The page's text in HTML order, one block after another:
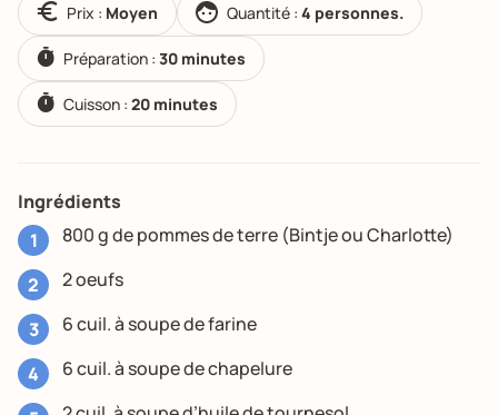
Prix : Moyen Quantité : 4 personnes.
Préparation :30 minutes
Cuisson :20 minutes
Ingrédients
800 g de pommes de terre (Bintje ou Charlotte)
2 oeufs
6 cuil. à soupe de farine
6 cuil. à soupe de chapelure